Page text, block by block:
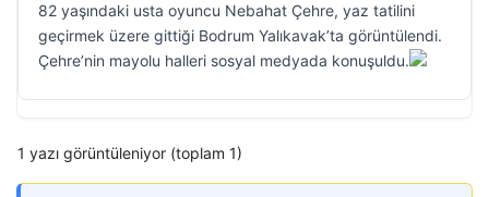
82 yaşındaki usta oyuncu Nebahat Çehre, yaz tatilini
geçirmek üzere gittiği Bodrum Yalıkavak’ta görüntülendi.
Çehre’nin mayolu halleri sosyal medyada konuşuldu.
1 yazı görüntüleniyor (toplam 1)